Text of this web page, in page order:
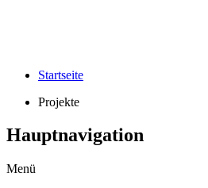
Startseite
Projekte
Hauptnavigation
Menü